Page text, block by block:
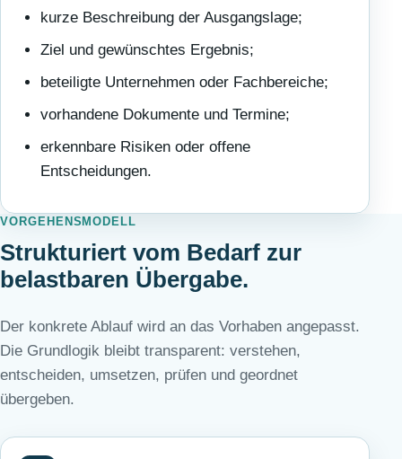
kurze Beschreibung der Ausgangslage;
Ziel und gewünschtes Ergebnis;
beteiligte Unternehmen oder Fachbereiche;
vorhandene Dokumente und Termine;
erkennbare Risiken oder offene
Entscheidungen.
VORGEHENSMODELL
Strukturiert vom Bedarf zur
belastbaren Übergabe.
Der konkrete Ablauf wird an das Vorhaben angepasst.
Die Grundlogik bleibt transparent: verstehen,
entscheiden, umsetzen, prüfen und geordnet
übergeben.